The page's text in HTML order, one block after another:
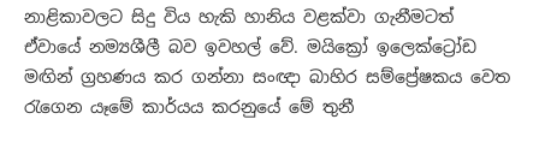
නාළිකාවලට සිදු විය හැකි හානිය වළක්වා ගැනීමටත්
ඒවායේ නම්‍යශීලී බව ඉවහල් වේ. මයික්‍රෝ ඉලෙක්ට්‍රෝඩ
මඟින් ග්‍රහණය කර ගන්නා සංඥා බාහිර සම්ප්‍රේෂකය වෙත
රැගෙන යෑමේ කාර්යය කරනුයේ මේ තුනී